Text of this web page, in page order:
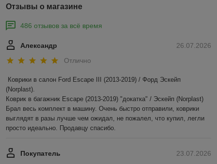
Отзывы о магазине
486 отзывов за всё время
26.07.2026
Александр
Отлично
Коврики в салон Ford Escape III (2013-2019) / Форд Эскейп
(Norplast).
Коврик в багажник Escape (2013-2019) "докатка" / Эскейп (Norplast)
Брал весь комплект в машину. Очень быстро отправили, коврики
выглядят в разы лучше чем ожидал, не пожалел, что купил, легли
просто идеально. Продавцу спасибо.
23.07.2026
Покупатель